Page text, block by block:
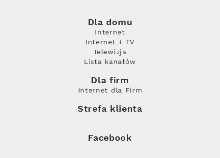
Dla domu
Internet
Internet + TV
Telewizja
Lista kanałów
Dla firm
Internet dla Firm
Strefa klienta
Facebook